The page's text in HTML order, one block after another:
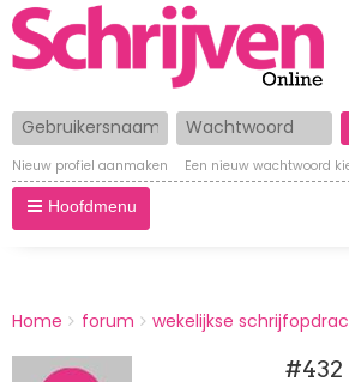
Gebruikersnaam Wachtwoord
Nieuw profiel aanmaken Een nieuw wachtwoord
Hoofdmenu
BREADCRUMBS
You
here:
Home forum wekelijkse
#432